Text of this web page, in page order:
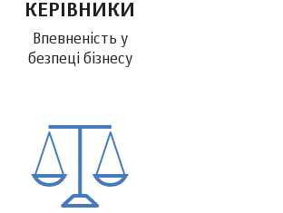
КЕРІВНИКИ
Впевненість у
безпеці бізнесу